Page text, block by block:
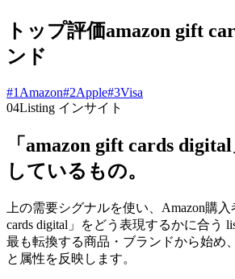
トップ評価amazon gift
ンド
#1 Amazon#2Apple#3Visa
04Listing インサイト
「amazon gift cards
しているもの。
上の需要シグナルを使い、Amazon購入
cards digital」をどう表現するかに合う
最も転換する商品・ブランドから始め
と属性を反映します。